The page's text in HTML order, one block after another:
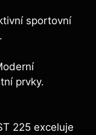
sportovní
prvky.
225 exceluje